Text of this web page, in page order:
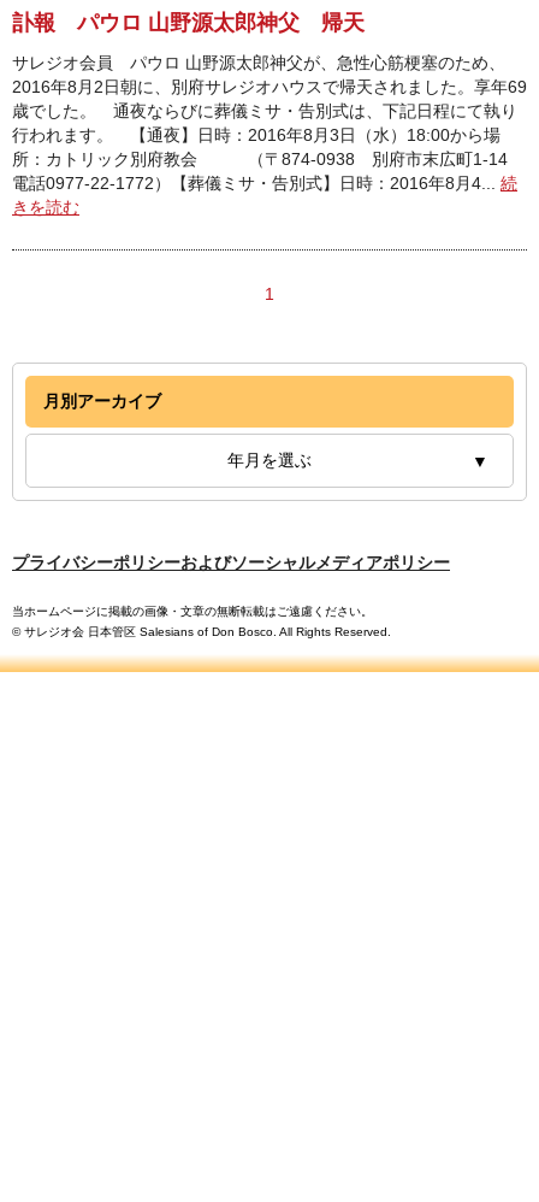
月別アーカイブ
年月を選ぶ
訃報 パウロ 山野源太郎神父 帰天
サレジオ会員 パウロ 山野源太郎神父が、急性心筋梗塞のため、
2016年8月2日朝に、別府サレジオハウスで帰天されました。享年69
歳でした。 通夜ならびに葬儀ミサ・告別式は、下記日程にて執り
行われます。 【通夜】日時：2016年8月3日（水）18:00から場
所：カトリック別府教会 （〒874-0938 別府市末広町1-14
電話0977-22-1772）【葬儀ミサ・告別式】日時：2016年8月4... 続
きを読む
1
プライバシーポリシーおよびソーシャルメディアポリシー
当ホームページに掲載の画像・文章の無断転載はご遠慮ください。
© サレジオ会 日本管区 Salesians of Don Bosco. All Rights Reserved.